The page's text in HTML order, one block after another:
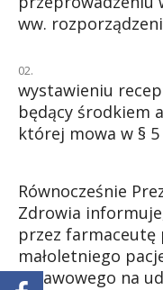
ww.
wystawieniu
będący środkiem
której mowa w §
Równocześnie
Zdrowia
przez farmaceutę
małoletniego
ustawowego na